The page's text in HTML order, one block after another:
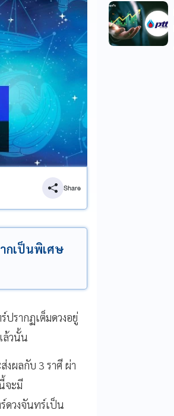
Share
กเป็นพิเศษ
ปรากฏเต็มดวงอยู่
ล้วนั้น
งผลกับ 3 ราศี ผ่า
จะมี
ดวงจันทร์เป็น